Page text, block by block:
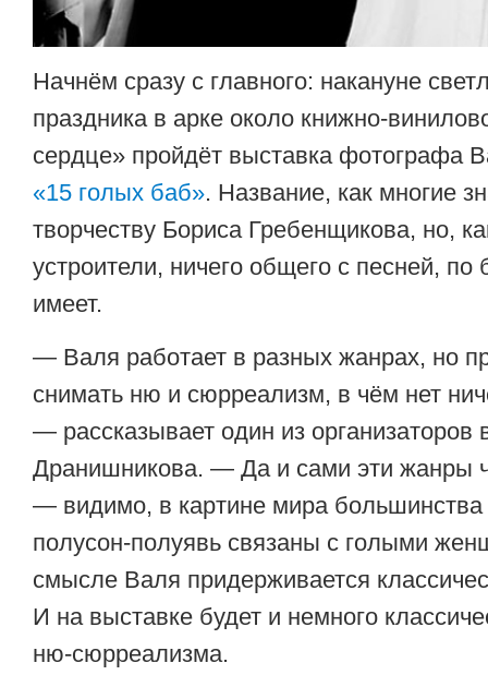
Начнём сразу с главного: накануне
праздника в арке около книжно-
сердце» пройдёт выставка фотографа
«15 голых баб». Название, как многие
творчеству Бориса Гребенщикова, но,
устроители, ничего общего с песней, по
имеет.
— Валя работает в разных жанрах, но
снимать ню и сюрреализм, в чём нет
— рассказывает один из организаторов
Дранишникова. — Да и сами эти жанры
— видимо, в картине мира большинства
полусон-полуявь связаны с голыми
смысле Валя придерживается
И на выставке будет и немного
ню-сюрреализма.